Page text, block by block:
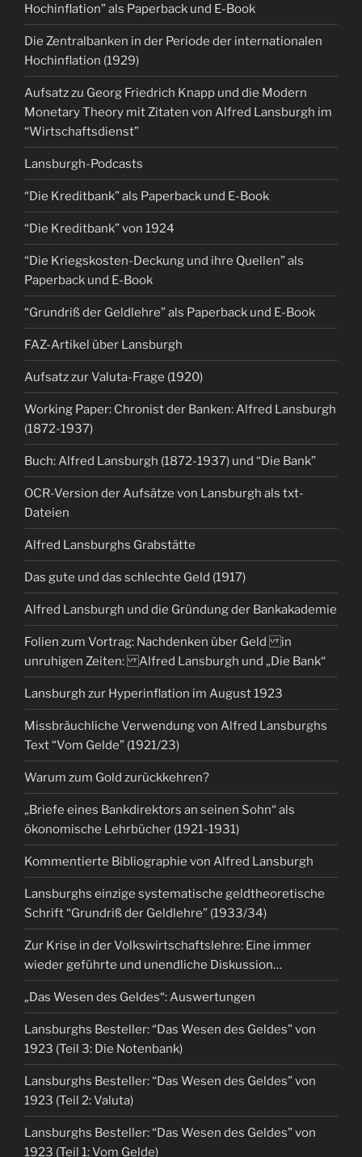
Hochinflation” als Paperback und E-Book
Die Zentralbanken in der Periode der internationalen
Hochinflation (1929)
Aufsatz zu Georg Friedrich Knapp und die Modern
Monetary Theory mit Zitaten von Alfred Lansburgh im
“Wirtschaftsdienst”
Lansburgh-Podcasts
“Die Kreditbank” als Paperback und E-Book
“Die Kreditbank” von 1924
“Die Kriegskosten-Deckung und ihre Quellen” als
Paperback und E-Book
“Grundriß der Geldlehre” als Paperback und E-Book
FAZ-Artikel über Lansburgh
Aufsatz zur Valuta-Frage (1920)
Working Paper: Chronist der Banken: Alfred Lansburgh
(1872-1937)
Buch: Alfred Lansburgh (1872-1937) und “Die Bank”
OCR-Version der Aufsätze von Lansburgh als txt-
Dateien
Alfred Lansburghs Grabstätte
Das gute und das schlechte Geld (1917)
Alfred Lansburgh und die Gründung der Bankakademie
Folien zum Vortrag: Nachdenken über Geld in
unruhigen Zeiten: Alfred Lansburgh und „Die Bank“
Lansburgh zur Hyperinflation im August 1923
Missbräuchliche Verwendung von Alfred Lansburghs
Text “Vom Gelde” (1921/23)
Warum zum Gold zurückkehren?
„Briefe eines Bankdirektors an seinen Sohn“ als
ökonomische Lehrbücher (1921-1931)
Kommentierte Bibliographie von Alfred Lansburgh
Lansburghs einzige systematische geldtheoretische
Schrift “Grundriß der Geldlehre” (1933/34)
Zur Krise in der Volkswirtschaftslehre: Eine immer
wieder geführte und unendliche Diskussion…
„Das Wesen des Geldes“: Auswertungen
Lansburghs Besteller: “Das Wesen des Geldes” von
1923 (Teil 3: Die Notenbank)
Lansburghs Besteller: “Das Wesen des Geldes” von
1923 (Teil 2: Valuta)
Lansburghs Besteller: “Das Wesen des Geldes” von
1923 (Teil 1: Vom Gelde)